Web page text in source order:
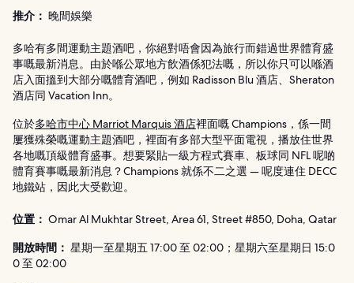
推介： 晚間娛樂
多哈有多間運動主題酒吧，你絕對唔會因為旅行而錯過世界體育盛
事嘅最新消息。由於喺公眾地方飲酒係犯法嘅，所以你只可以喺酒
店入面搵到大部分嘅體育酒吧，例如 Radisson Blu 酒店、Sheraton
酒店同 Vacation Inn。
位於多哈市中心 Marriot Marquis 酒店裡面嘅 Champions，係一間
屢獲殊榮嘅運動主題酒吧，裡面有多部大型平面電視，播放住世界
各地嘅頂級體育盛事。想要緊貼一級方程式賽車、板球同 NFL 呢啲
體育賽事嘅最新消息？Champions 就係不二之選 — 呢度連住 DECC
地鐵站，因此大受歡迎。
位置： Omar Al Mukhtar Street, Area 61, Street #850, Doha, Qatar
開放時間： 星期一至星期五 17:00 至 02:00；星期六至星期日 15:0
0 至 02:00